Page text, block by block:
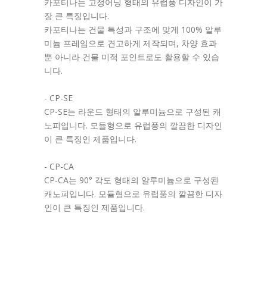
장 큰 특징입니다.
카포티나는 건물 특성과 구조에 맞게 100% 알루
미늄 프레임으로 견고하게 제작되며, 차양 효과
뿐 아니라 건물 미적 포인트로도 활용할 수 있습
니다.
- CP-SE
CP-SE는 라운드 형태의 알루미늄으로 구성된 캐
노피입니다. 모듈형으로 유럽풍의 깔끔한 디자인
이 큰 특징인 제품입니다.
- CP-CA
CP-CA는 90° 각도 형태의 알루미늄으로 구성된
캐노피입니다. 모듈형으로 유럽풍의 깔끔한 디자
인이 큰 특징인 제품입니다.